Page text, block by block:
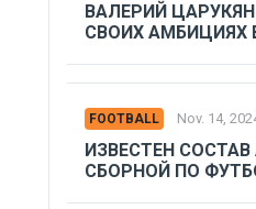
ВАЛЕРИЙ
СВОИХ АМБИЦИЯХ
FOOTBALL Nov. 14,
ИЗВЕСТЕН
СБОРНОЙ ПО